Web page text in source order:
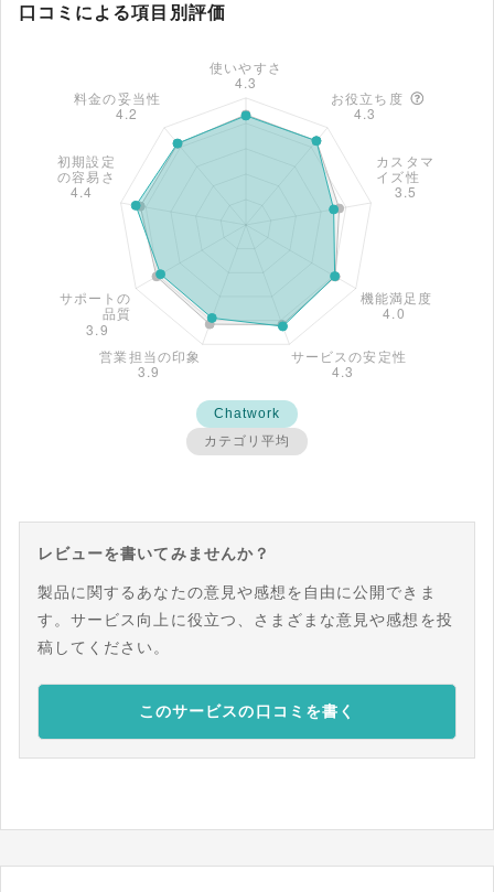
口コミによる項目別評価
Chatwork
カテゴリ平均
レビューを書いてみませんか？
製品に関するあなたの意見や感想を自由に公開できま
す。サービス向上に役立つ、さまざまな意見や感想を投
稿してください。
このサービスの口コミを書く